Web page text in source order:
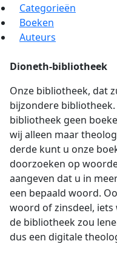
Categorieën
Boeken
Auteurs
Dioneth-bibliotheek
Onze bibliotheek, dat
bijzondere
bibliotheek geen
wij alleen maar
derde kunt u onze
doorzoeken op
aangeven dat u in
een bepaald woord.
woord of zinsdeel,
de bibliotheek zou
dus een digitale